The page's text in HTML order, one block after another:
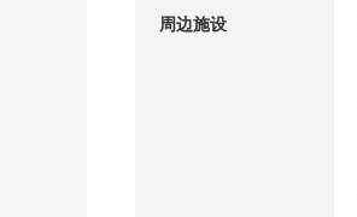
周边施设